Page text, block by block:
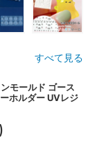
すべて見る
モールド ゴース
ホルダー UVレジ